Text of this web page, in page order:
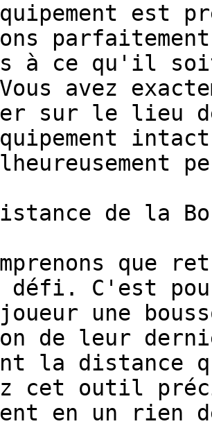
est
à ce qu'il
avez
sur le lieu
de la
que
défi. C'est
joueur une
de leur
la
cet outil
en un rien